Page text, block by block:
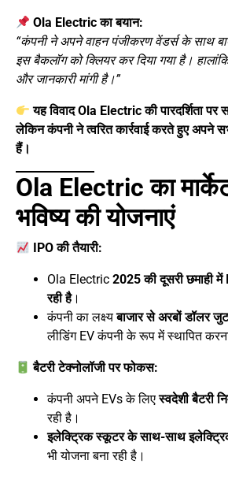
Ola Electric का बयान:
“कंपनी ने अपने वाहन पंजीकरण वेंडर्स के साथ
इस बैकलॉग को क्लियर कर दिया गया है।
और जानकारी मांगी है।”
यह विवाद Ola Electric की पारदर्शिता
लेकिन कंपनी ने त्वरित कार्रवाई करते हुए अपने
हैं।
Ola Electric का
भविष्य की योजनाएं
IPO की तैयारी:
Ola Electric 2025 की दूसरी छमाही में
रही है।
कंपनी का लक्ष्यबाजार से अरबों डॉलर
लीडिंग EV कंपनी के रूप में स्थापित
बैटरी टेक्नोलॉजी पर फोकस:
कंपनी अपने EVs के लिएस्वदेशी बैटरी
रही है।
इलेक्ट्रिक स्कूटर के साथ-साथ
भी योजना बना रही है।